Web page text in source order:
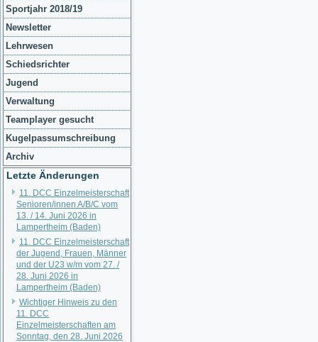
Sportjahr 2018/19
Newsletter
Lehrwesen
Schiedsrichter
Jugend
Verwaltung
Teamplayer gesucht
Kugelpassumschreibung
Archiv
Letzte Änderungen
11. DCC Einzelmeisterschaft
Senioren/innen A/B/C vom
13. / 14. Juni 2026 in
Lampertheim (Baden)
11. DCC Einzelmeisterschaft
der Jugend, Frauen, Männer
und der U23 w/m vom 27. /
28. Juni 2026 in
Lampertheim (Baden)
Wichtiger Hinweis zu den
11. DCC
Einzelmeisterschaften am
Sonntag, den 28. Juni 2026